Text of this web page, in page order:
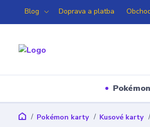
Blog Doprava a platba
Pokémon karty Kusové karty